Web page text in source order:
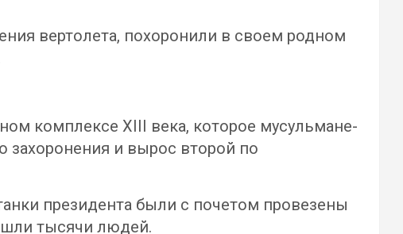
вертолета, похоронили в своем родном
комплексе XIII века, которое мусульмане-
захоронения и вырос второй по
президента были с почетом провезены
тысячи людей.